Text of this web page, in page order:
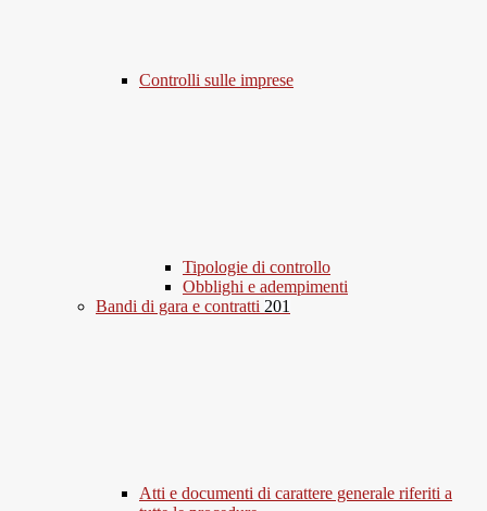
Controlli sulle imprese
Tipologie di controllo
Obblighi e adempimenti
Bandi di gara e contratti 201
Atti e documenti di carattere generale riferiti a